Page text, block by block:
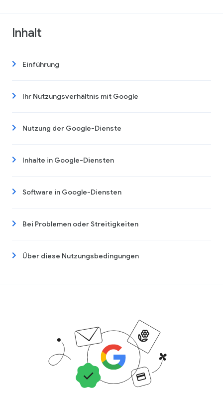
Inhalt
Einführung
Ihr Nutzungsverhältnis mit Google
Nutzung der Google-Dienste
Inhalte in Google-Diensten
Software in Google-Diensten
Bei Problemen oder Streitigkeiten
Über diese Nutzungsbedingungen